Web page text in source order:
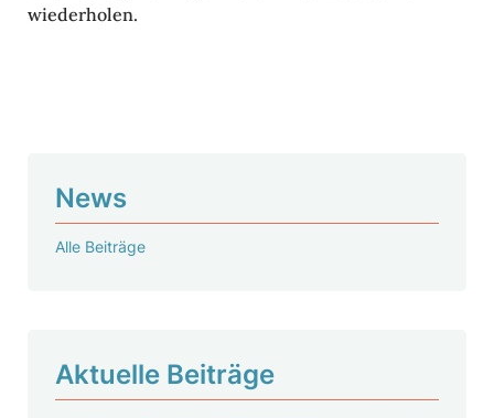
wieder­holen.
News
Alle Beiträge
Aktu­elle Beiträge